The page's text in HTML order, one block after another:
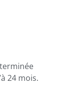
24 mois.